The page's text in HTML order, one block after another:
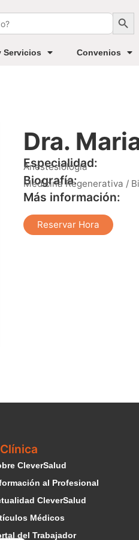
Botón
Servicios Convenios
Dra.
Especialidad:
Anestesiología
Biografía:
Medicina Regenerativa /
Más información:
Reservar Hora
CleverSalud
al Profesional
CleverSalud
Médicos
del Trabajador